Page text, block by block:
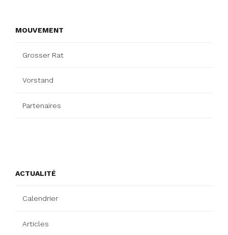
MOUVEMENT
Grosser Rat
Vorstand
Partenaires
ACTUALITÉ
Calendrier
Articles